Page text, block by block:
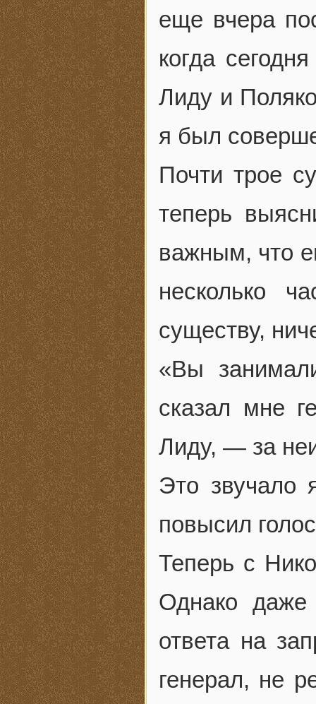
еще вчера
когда
Лиду и
я был
Почти трое
теперь
важным, что
несколько
существу,
«Вы
сказал мне
Лиду, — за
Это звучало
повысил
Теперь с
Однако даже
ответа на
генерал, не